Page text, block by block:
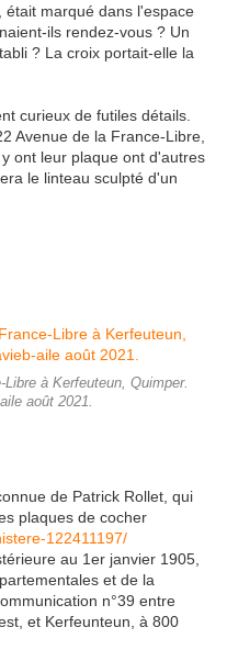
marqué dans l'espace
ils rendez-vous ? Un
? La croix portait-elle la
curieux de futiles détails.
Avenue de la France-Libre,
ont leur plaque ont d'autres
le linteau sculpté d'un
à Kerfeuteun, Quimper.
août 2021.
de Patrick Rollet, qui
plaques de cocher
122411197/
au 1er janvier 1905,
et de la
n°39 entre
et Kerfeunteun, à 800